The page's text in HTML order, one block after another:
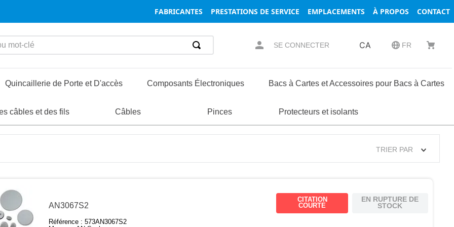
FABRICANTES PRESTATIONS DE SERVICE EMPLACEMENTS À PROPOS CONTACT
clé
SE CONNECTER CA FR
Vis et Boulons Entretoises Rondelles
Quincaillerie de Porte et D'accès
Charnières Loquets Serrures
Composants Électroniques
et Réseaux Composants de Connecteurs et Accessoires Borniers Terminaux
Bacs à Cartes et Accessoires pour Bacs à Cartes
Boîtiers Composants des Boîtiers et des Racks Composants de Coffrets et de Racks
câbles et des fils Câbles Pinces
Protecteurs et isolants
TRIER PAR
AN3067S2
Référence :573AN3067S2
CITATION
COURTE
EN RUPTURE DE
STOCK